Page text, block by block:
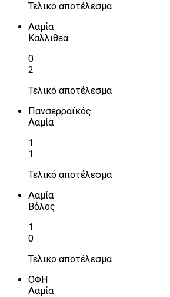
Τελικό αποτέλεσμα
Λαμία
Καλλιθέα
0
2
Τελικό αποτέλεσμα
Πανσερραϊκός
Λαμία
1
1
Τελικό αποτέλεσμα
Λαμία
Βόλος
1
0
Τελικό αποτέλεσμα
ΟΦΗ
Λαμία